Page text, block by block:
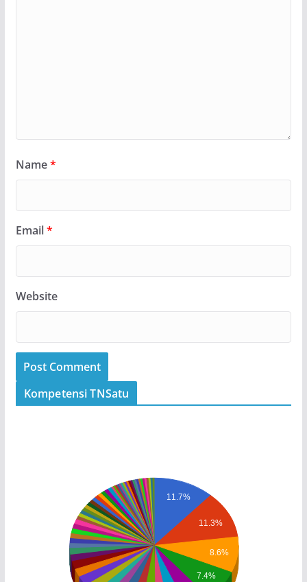
Name*
Email*
Website
Kompetensi TNSatu
11.7%
11.3%
8.6%
7.4%